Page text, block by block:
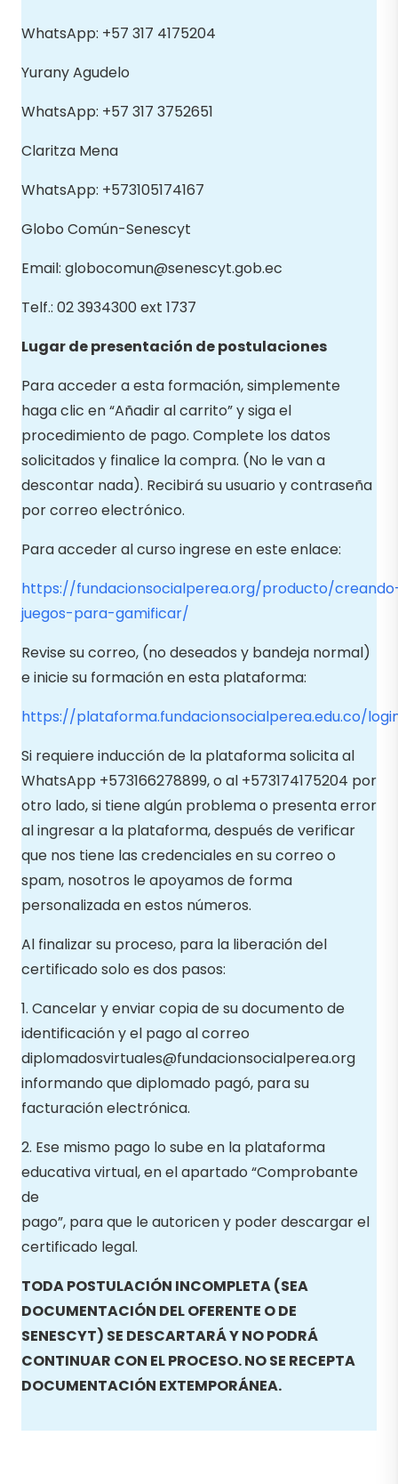
WhatsApp: +57 317 4175204
Yurany Agudelo
WhatsApp: +57 317 3752651
Claritza Mena
WhatsApp: +573105174167
Globo Común-Senescyt
Email: globocomun@senescyt.gob.ec
Telf.: 02 3934300 ext 1737
Lugar de presentación de postulaciones
Para acceder a esta formación, simplemente
haga clic en “Añadir al carrito” y siga el
procedimiento de pago. Complete los datos
solicitados y finalice la compra. (No le van a
descontar nada). Recibirá su usuario y contraseña
por correo electrónico.
Para acceder al curso ingrese en este enlace:
https://fundacionsocialperea.org/producto/
juegos-para-gamificar/
Revise su correo, (no deseados y bandeja normal)
e inicie su formación en esta plataforma:
https://plataforma.fundacionsocialperea.edu.co/
Si requiere inducción de la plataforma solicita al
WhatsApp +573166278899, o al +573174175204 por
otro lado, si tiene algún problema o presenta error
al ingresar a la plataforma, después de verificar
que nos tiene las credenciales en su correo o
spam, nosotros le apoyamos de forma
personalizada en estos números.
Al finalizar su proceso, para la liberación del
certificado solo es dos pasos:
1. Cancelar y enviar copia de su documento de
identificación y el pago al correo
diplomadosvirtuales@fundacionsocialperea.org
informando que diplomado pagó, para su
facturación electrónica.
2. Ese mismo pago lo sube en la plataforma
educativa virtual, en el apartado “Comprobante
de
pago”, para que le autoricen y poder descargar el
certificado legal.
TODA POSTULACIÓN INCOMPLETA (SEA
DOCUMENTACIÓN DEL OFERENTE O DE
SENESCYT) SE DESCARTARÁ Y NO PODRÁ
CONTINUAR CON EL PROCESO. NO SE RECEPTA
DOCUMENTACIÓN EXTEMPORÁNEA.